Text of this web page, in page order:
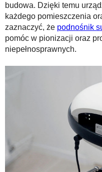
budowa. Dzięki temu
każdego pomieszczenia
zaznaczyć, że podnośnik
pomóc w pionizacji oraz
niepełnosprawnych.